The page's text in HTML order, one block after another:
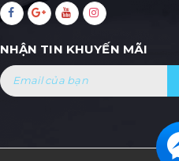
NHẬN TIN KHUYẾN MÃI